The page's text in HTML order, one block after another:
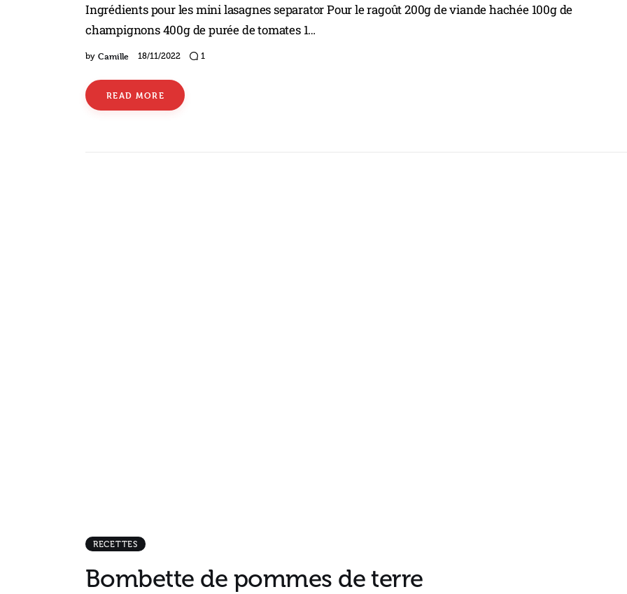
Ingrédients pour les mini lasagnes separator Pour le ragoût 200g de viande hachée 100g de
champignons 400g de purée de tomates 1…
by Camille 18/11/2022 1
READ MORE
RECETTES
Bombette de pommes de terre